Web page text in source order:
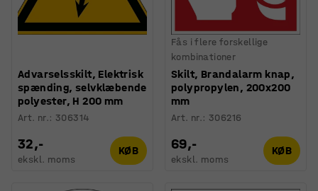
Advarselsskilt, Elektrisk
spænding, selvklæbende
polyester, H 200 mm
Art. nr.: 306314
32,-
ekskl. moms
KØB
Fås i flere forskellige
kombinationer
Skilt, Brandalarm knap,
polypropylen, 200x200
mm
Art. nr.: 306216
69,-
ekskl. moms
KØB